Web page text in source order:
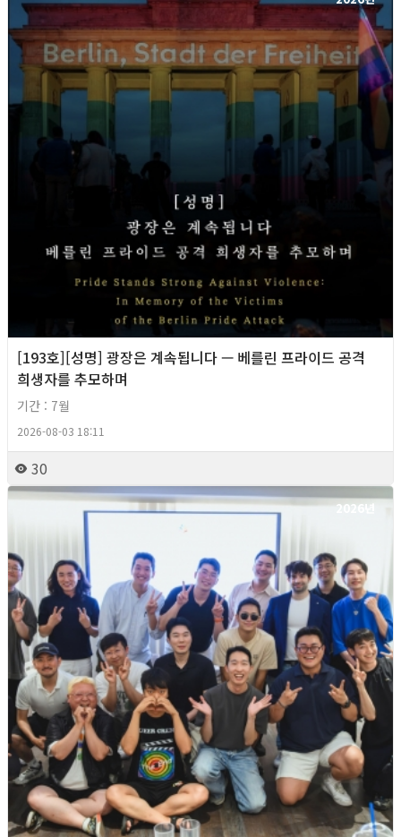
[193호][성명] 광장은 계속됩니다 — 베를린 프라이드 공격
희생자를 추모하며
기간 : 7월
2026-08-03 18:11
30
2026년